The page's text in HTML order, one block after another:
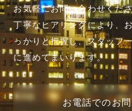
お気軽にお問い合わせくだ
丁寧なヒアリングにより、
っかりと把握し、スタッフ
に進めてまいります。
お電話でのお